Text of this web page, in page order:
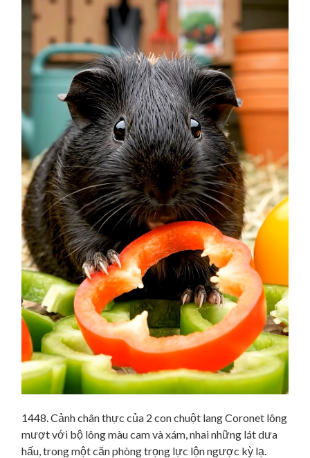
1448. Cảnh chân thực của 2 con chuột lang Coronet lông
mượt với bộ lông màu cam và xám, nhai những lát dưa
hấu, trong một căn phòng trọng lực lộn ngược kỳ lạ.